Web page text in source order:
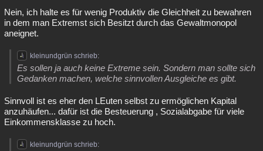
Nein, ich halte es für wenig Produktiv die Gleichheit zu bewahren
in dem man Extremst sich Besitzt durch das Gewaltmonopol
aneignet.
kleinundgrün schrieb:
Es sollen ja auch keine Extreme sein. Sondern man sollte sich
Gedanken machen, welche sinnvollen Ausgleiche es gibt.
Sinnvoll ist es eher den LEuten selbst zu ermöglichen Kapital
anzuhäufen... dafür ist die Besteuerung , Sozialabgabe für viele
Einkommensklasse zu hoch.
kleinundgrün schrieb: